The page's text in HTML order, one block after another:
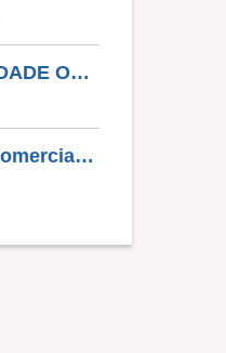
GERENTE UNIDADE OPERACIONAL I - UAN
Consultor(A) Comercial Externo